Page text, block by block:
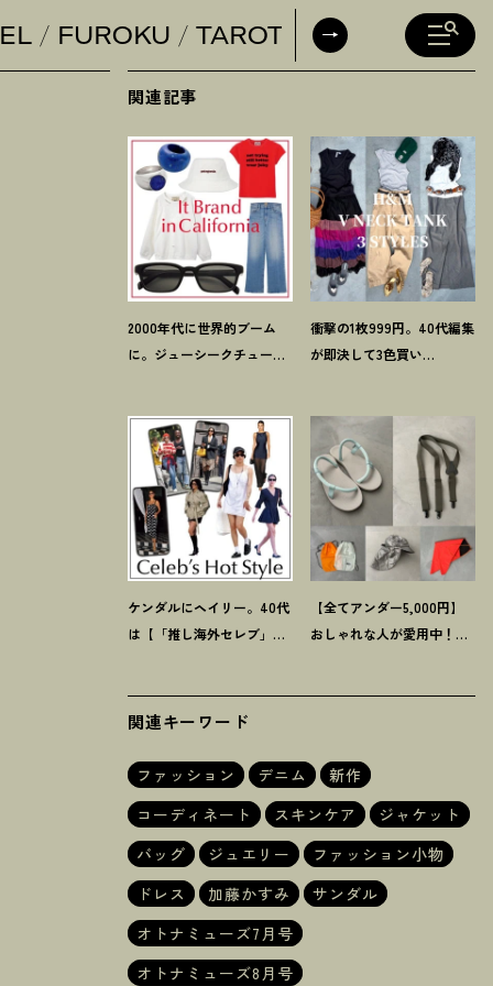
FUROKU TAROT DAILY
関連記事
2000年代に世界的ブーム
に。ジューシークチュール
衝撃の1枚999円。40代編集
が即決して3色買い
ケンダルにヘイリー。40代
は【「推し海外セレブ」
【全てアンダー5,000円】
おしゃれな人が愛用中 ！ 夏
関連キーワード
ファッション デニム
新作
コーディネート
スキンケア
ジャケット
バッグ
ジュエリー
ファッション小物
ドレス
加藤かすみ
サンダル
オトナミューズ7月号
オトナミューズ8月号